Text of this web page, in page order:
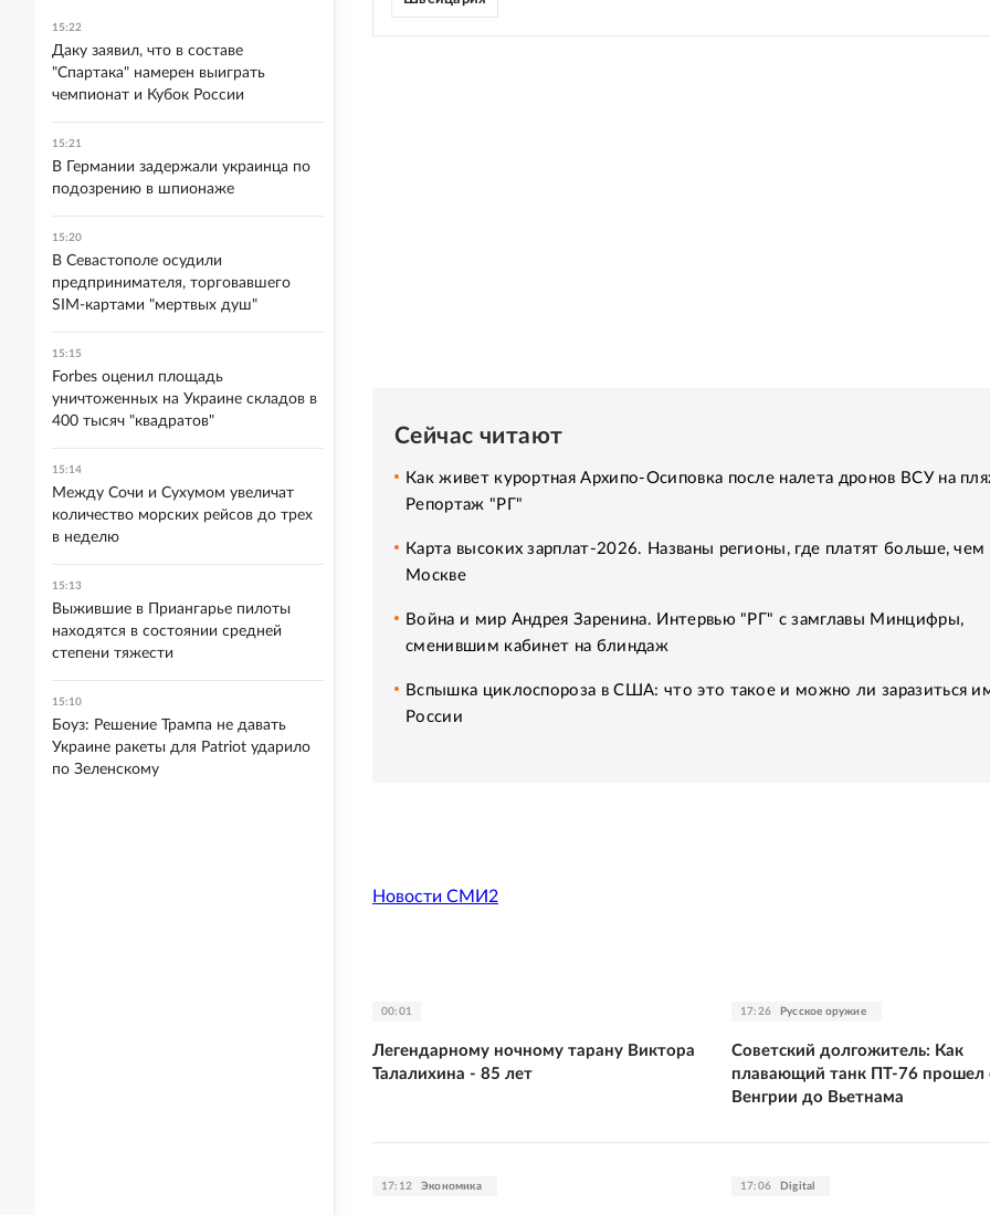
Сейчас читают
Как живет курортная Архипо-Осиповка после налета дронов ВСУ на
Репортаж "РГ"
Карта высоких зарплат-2026. Названы регионы, где платят больше, чем
Москве
Война и мир Андрея Заренина. Интервью "РГ" с замглавы Минцифры,
сменившим кабинет на блиндаж
Вспышка циклоспороза в США: что это такое и можно ли заразиться
России
Новости СМИ2
00:01
Легендарному ночному тарану Виктора
Талалихина - 85 лет
17:26 Русское оружие
Советский долгожитель: Как
плавающий танк ПТ-76 прошел
Венгрии до Вьетнама
17:12 Экономика 17:06 Digital
15:22
Даку заявил, что в составе
"Спартака" намерен выиграть
чемпионат и Кубок России
15:21
В Германии задержали украинца по
подозрению в шпионаже
15:20
В Севастополе осудили
предпринимателя, торговавшего
SIM-картами "мертвых душ"
15:15
Forbes оценил площадь
уничтоженных на Украине складов в
400 тысяч "квадратов"
15:14
Между Сочи и Сухумом увеличат
количество морских рейсов до трех
в неделю
15:13
Выжившие в Приангарье пилоты
находятся в состоянии средней
степени тяжести
15:10
Боуз: Решение Трампа не давать
Украине ракеты для Patriot ударило
по Зеленскому